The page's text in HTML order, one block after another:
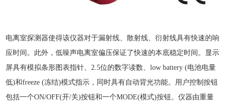
电离室探测器使得该仪器对于漏射线、散射线、衍射线具有快速的响
应时间。此外，低噪声电离室偏压保证了快速的本底稳定时间。显示
屏具有模拟条形图表指针、2.5位的数字读数、low battery (电池电量
低)和freeze (冻结)模式指示，同时具有自动背光功能。用户控制按钮
包括一个ON/OFF(开/关)按钮和一个MODE(模式)按钮。仪器由重量